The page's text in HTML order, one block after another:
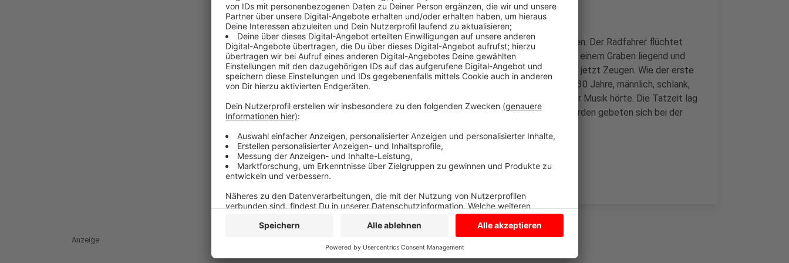
Um kurz danach mit einem weiteren Unbekannten zurückzukommen. Der Radfahrer flüchtet
vom Tankstellengelände. Ein Zeuge findet ihn kurze Zeit später in einem Graben liegend und
ruft die Polizei. Die sucht nach diesem Raubüberfall gegen 22 Uhr jetzt Zeugen. Wie der erste
unbekannte Tatverdächtige aussieht: Personenbeschreibung: 20-30 Jahre, männlich, schlank,
Osteuropäer, führte einen Bluetooth-Lautsprecher mit, auf dem er Musik hörte. Die Tatzeit lag
am Donnerstag (22.06.) zwischen 22.00 und 22.30 Uhr. Zeugen werden gebeten sich bei der
Anzeige
Anzeige